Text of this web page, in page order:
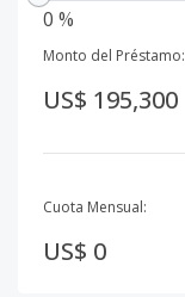
0 %
Monto del Préstamo:
US$ 195,300
Cuota Mensual:
US$ 0